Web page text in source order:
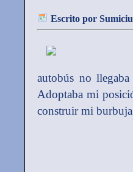
Escrito por Sumiciu
autobús no
Adoptaba mi
construir mi